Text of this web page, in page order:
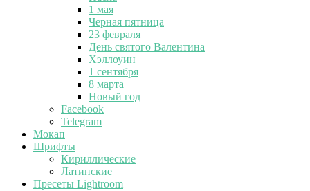
1 мая
Черная пятница
23 февраля
День святого Валентина
Хэллоуин
1 сентября
8 марта
Новый год
Facebook
Telegram
Мокап
Шрифты
Кириллические
Латинские
Пресеты Lightroom